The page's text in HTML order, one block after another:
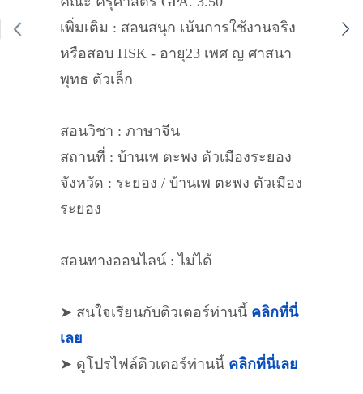
เพิ่มเติม : สอนสนุก เน้นการใช้งานจริง
หรือสอบ HSK - อายุ23 เพศ ญ ศาสนา
พุทธ ตัวเล็ก
สอนวิชา : ภาษาจีน
สถานที่ : บ้านเพ ตะพง ตัวเมืองระยอง
จังหวัด : ระยอง / บ้านเพ ตะพง ตัวเมือง
ระยอง
สอนทางออนไลน์ : ไม่ได้
➤ สนใจเรียนกับติวเตอร์ท่านนี้ คลิกที่นี่
เลย
➤ ดูโปรไฟล์ติวเตอร์ท่านนี้ คลิกที่นี่เลย